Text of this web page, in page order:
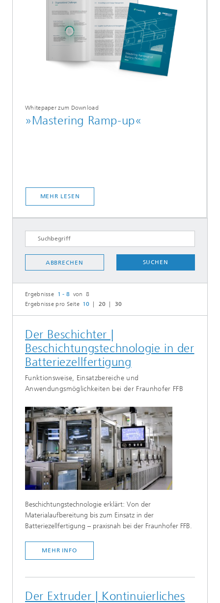
Whitepaper zum Download
»Mastering Ramp-up«
MEHR LESEN
ABBRECHEN SUCHEN
Ergebnisse 1 - 8 von 8
Ergebnisse pro Seite 10 20 30
Der Beschichter |
Beschichtungstechnologie in der
Batteriezellfertigung
Funktionsweise, Einsatzbereiche und
Anwendungsmöglichkeiten bei der Fraunhofer FFB
Beschichtungstechnologie erklärt: Von der
Materialaufbereitung bis zum Einsatz in der
Batteriezellfertigung – praxisnah bei der Fraunhofer FFB.
MEHR INFO
Der Extruder | Kontinuierliches